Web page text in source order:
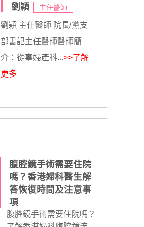
劉穎 主任醫師
劉穎 主任醫師 院長/黨支
部書記主任醫師醫師簡
介：從事婦產科...>>了解
更多
腹腔鏡手術需要住院
嗎？香港婦科醫生解
答恢復時間及注意事
項
腹腔鏡手術需要住院嗎？